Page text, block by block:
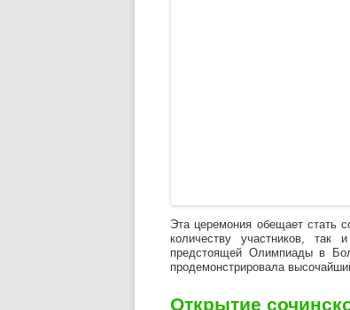
Эта церемония обещает стать
количеству участников,
предстоящей Олимпиады в
продемонстрировала
Открытие